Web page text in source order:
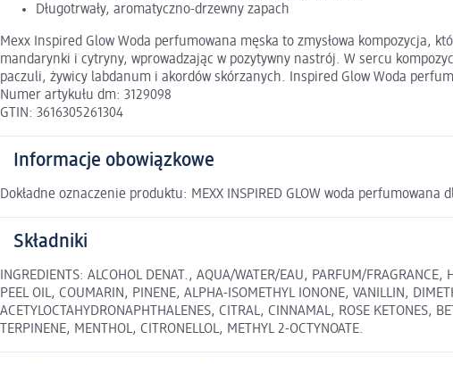
Długotrwały, aromatyczno-drzewny zapach
Mexx Inspired Glow Woda perfumowana męska to zmysłowa kompozycja,
mandarynki i cytryny, wprowadzając w pozytywny nastrój. W sercu
paczuli, żywicy labdanum i akordów skórzanych. Inspired Glow Woda
Numer artykułu dm: 3129098
GTIN: 3616305261304
Informacje obowiązkowe
Dokładne oznaczenie produktu: MEXX INSPIRED GLOW woda perfumowana
Składniki
INGREDIENTS: ALCOHOL DENAT., AQUA/WATER/EAU, PARFUM/
PEEL OIL, COUMARIN, PINENE, ALPHA-ISOMETHYL IONONE, VANILLIN,
ACETYLOCTAHYDRONAPHTHALENES, CITRAL, CINNAMAL, ROSE KETONES,
TERPINENE, MENTHOL, CITRONELLOL, METHYL 2-OCTYNOATE.